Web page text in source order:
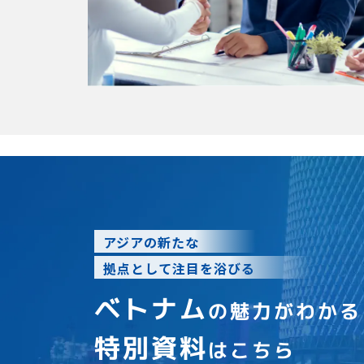
アジアの新たな
拠点として注目を浴びる
ベトナムの魅力がわかる
特別資料はこちら